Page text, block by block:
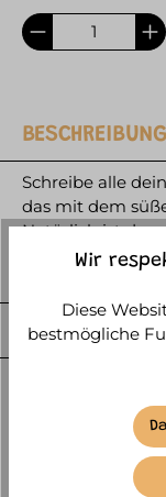
BESCHREIBUNG
Schreibe alle
das mit dem
Natürlich ist das
HERSTELLER
WEITERE
Wir
Diese
bestmögliche